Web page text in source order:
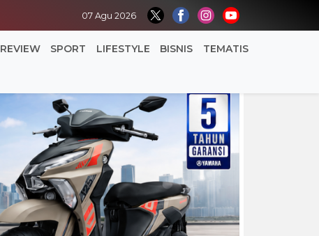
07 Agu 2026
REVIEW SPORT LIFESTYLE BISNIS TEMATIS